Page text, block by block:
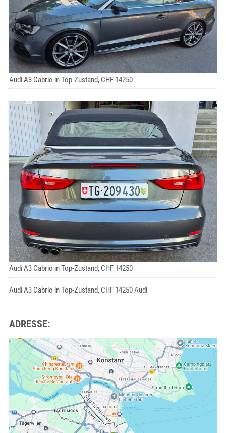
Audi A3 Cabrio in Top-Zustand, CHF 14250
Audi A3 Cabrio in Top-Zustand, CHF 14250
Audi A3 Cabrio in Top-Zustand, CHF 14250 Audi
ADRESSE: